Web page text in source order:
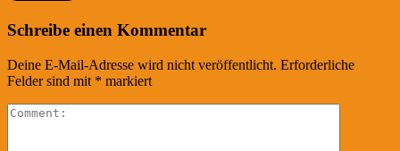
Schreibe einen Kommentar
Deine E-Mail-Adresse wird nicht veröffentlicht. Erforderliche
Felder sind mit * markiert